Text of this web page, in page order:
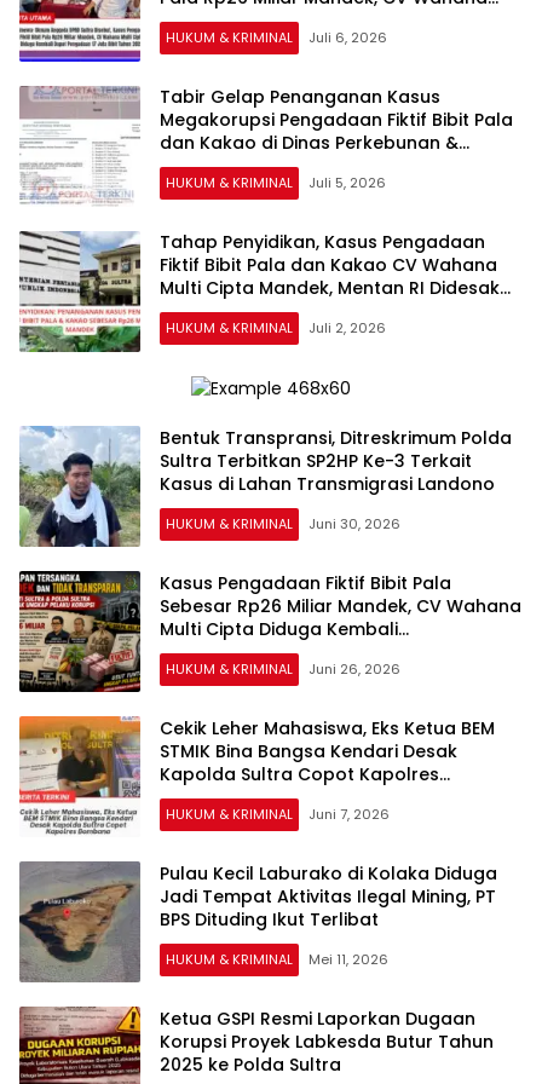
Multi Cipta Diduga Kembali Dapat
Pengadaan 17 Juta Bibit Tahun 2026
HUKUM & KRIMINAL Juli 6, 2026
Tabir Gelap Penanganan Kasus
Megakorupsi Pengadaan Fiktif Bibit Pala
dan Kakao di Dinas Perkebunan &
Hortikultura Sultra Rp26 Miliar Lolos
HUKUM & KRIMINAL Juli 5, 2026
Tahap Penyidikan, Kasus Pengadaan
Fiktif Bibit Pala dan Kakao CV Wahana
Multi Cipta Mandek, Mentan RI Didesak
Evaluasi Kinerja Direktur Perkebunan
HUKUM & KRIMINAL Juli 2, 2026
Bentuk Transpransi, Ditreskrimum Polda
Sultra Terbitkan SP2HP Ke-3 Terkait
Kasus di Lahan Transmigrasi Landono
HUKUM & KRIMINAL Juni 30, 2026
Kasus Pengadaan Fiktif Bibit Pala
Sebesar Rp26 Miliar Mandek, CV Wahana
Multi Cipta Diduga Kembali
Mendapatkan Pekerjaan Pengadaan
Bibit Kakao
HUKUM & KRIMINAL Juni 26, 2026
Cekik Leher Mahasiswa, Eks Ketua BEM
STMIK Bina Bangsa Kendari Desak
Kapolda Sultra Copot Kapolres
Bombana
HUKUM & KRIMINAL Juni 7, 2026
Pulau Kecil Laburako di Kolaka Diduga
Jadi Tempat Aktivitas Ilegal Mining, PT
BPS Dituding Ikut Terlibat
HUKUM & KRIMINAL Mei 11, 2026
Ketua GSPI Resmi Laporkan Dugaan
Korupsi Proyek Labkesda Butur Tahun
2025 ke Polda Sultra